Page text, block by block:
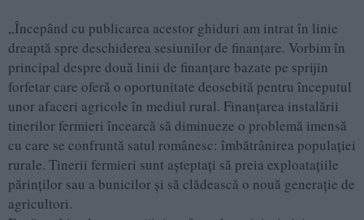
„Începând cu publicarea acestor ghiduri am intrat în linie
dreaptă spre deschiderea sesiunilor de finanțare. Vorbim în
principal despre două linii de finanțare bazate pe sprijin
forfetar care oferă o oportunitate deosebită pentru începutul
unor afaceri agricole în mediul rural. Finanțarea instalării
tinerilor fermieri încearcă să diminueze o problemă imensă
cu care se confruntă satul românesc: îmbătrânirea populației
rurale. Tinerii fermieri sunt așteptați să preia exploatațiile
părinților sau a bunicilor și să clădească o nouă generație de
agricultori.